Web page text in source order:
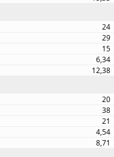
24
29
15
6,34
12,38
20
38
21
4,54
8,71